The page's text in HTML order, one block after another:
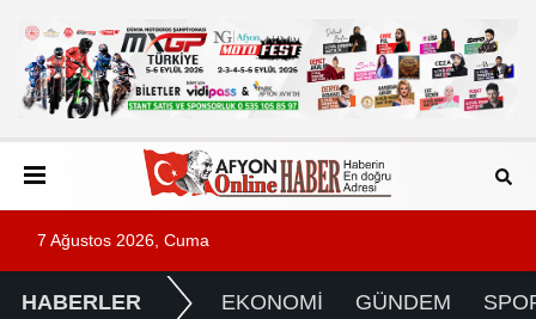
7 Ağustos 2026, Cuma
HABERLER EKONOMİ GÜNDEM